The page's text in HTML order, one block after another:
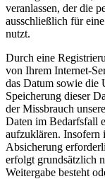
veranlassen, der die
ausschließlich für
nutzt.
Durch eine
von Ihrem Internet-
das Datum sowie die
Speicherung dieser
der Missbrauch
Daten im Bedarfsfall
aufzuklären. Insofern
Absicherung
erfolgt grundsätzlich
Weitergabe besteht